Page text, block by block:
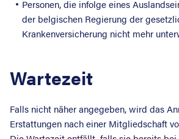
Personen, die infolge eines
der belgischen Regierung der
Krankenversicherung nicht mehr
Wartezeit
Falls nicht näher angegeben, wird das
Erstattungen nach einer Mitgliedschaft